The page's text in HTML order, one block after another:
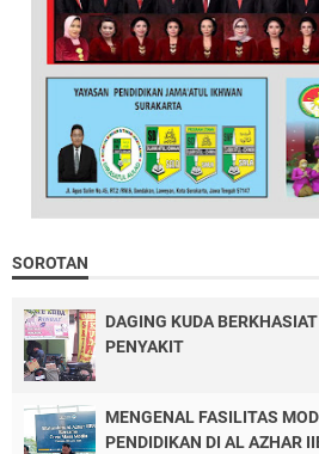
SOROTAN
DAGING KUDA
PENYAKIT
MENGENAL FASILITAS
PENDIDIKAN DI AL AZHAR